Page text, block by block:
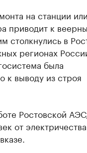
на станции или
приводит к
столкнулись в
регионах
была
к выводу из строя
Ростовской
от